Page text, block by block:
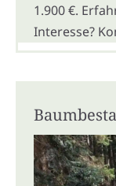
1.900 €.
Interesse?